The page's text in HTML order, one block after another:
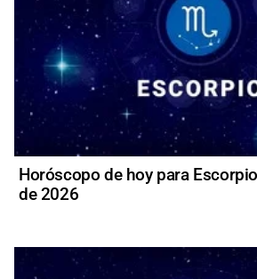
Horóscopo de hoy para
de 2026